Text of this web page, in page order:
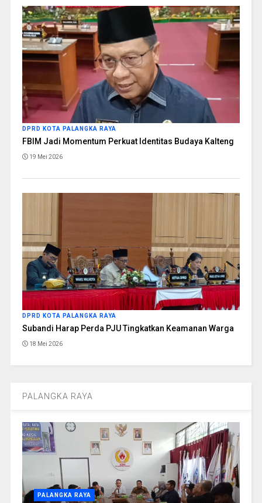
DPRD KOTA PALANGKA RAYA
FBIM Jadi Momentum Perkuat Identitas Budaya Kalteng
19 Mei 2026
DPRD KOTA PALANGKA RAYA
Subandi Harap Perda PJU Tingkatkan Keamanan Warga
18 Mei 2026
PALANGKA RAYA
PALANGKA RAYA